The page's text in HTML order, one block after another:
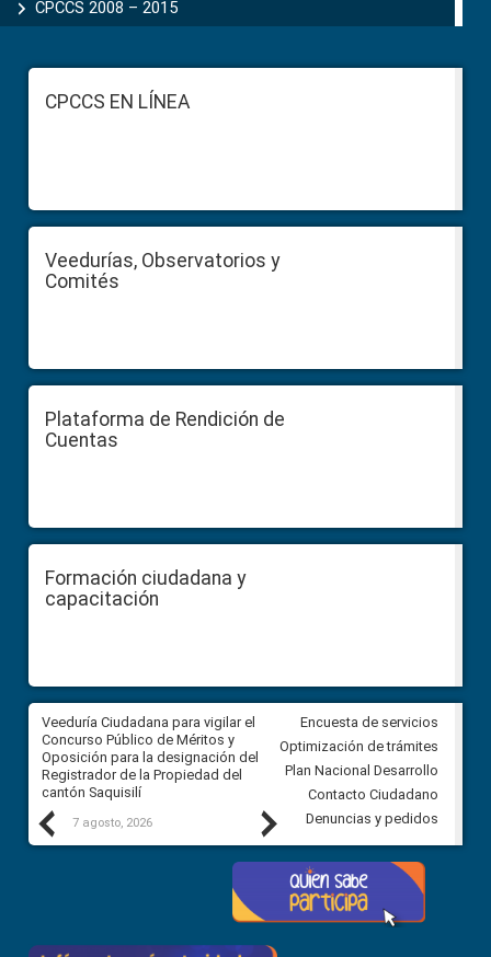
CPCCS 2008 – 2015
FooterCPCCS EN LÍNEA
Veedurías, Observatorios y
Comités
Plataforma de Rendición de
Cuentas
Formación ciudadana y
capacitación
Previous
Veeduría Ciudadana para vigilar el
Concurso Público de Méritos y
Oposición para la designación del
Registrador de la Propiedad del
cantón Saquisilí
7 agosto, 2026
Veeduría Ciudadana para
construcción del asfaltado de
Ballenita del cantón Santa
7 agosto, 2026
Next
Encuesta de servicios
Optimización de trámites
Plan Nacional Desarrollo
Contacto Ciudadano
Denuncias y pedidos